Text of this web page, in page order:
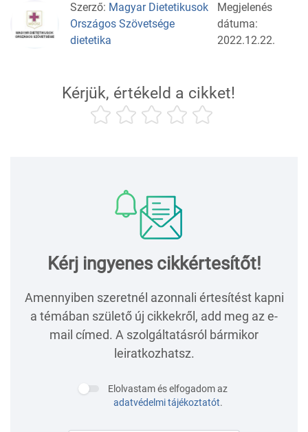
Szerző: Magyar Dietetikusok
Országos Szövetsége
dietetika
Megjelenés
dátuma:
2022.12.22.
Kérjük, értékeld a cikket!
Kérj ingyenes cikkértesítőt!
Amennyiben szeretnél azonnali értesítést kapni
a témában születő új cikkekről, add meg az e-
mail címed. A szolgáltatásról bármikor
leiratkozhatsz.
Elolvastam és elfogadom az
adatvédelmi tájékoztatót.